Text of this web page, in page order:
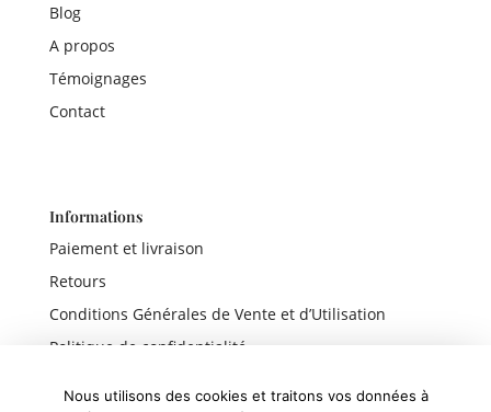
Blog
A propos
Témoignages
Contact
Informations
Paiement et livraison
Retours
Conditions Générales de Vente et d’Utilisation
Politique de confidentialité
Nous utilisons des cookies et traitons vos données à